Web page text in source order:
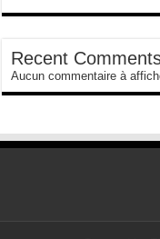
Recent
Aucun commentaire à